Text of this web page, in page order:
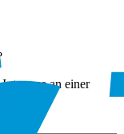
an einer